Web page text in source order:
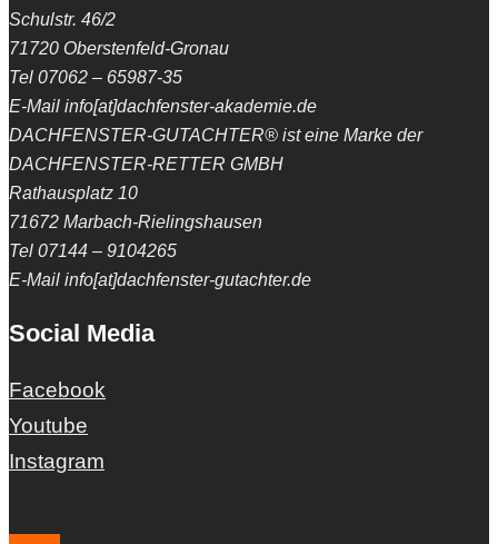
Schulstr. 46/2
71720 Oberstenfeld-Gronau
Tel 07062 – 65987-35
E-Mail info[at]dachfenster-akademie.de
DACHFENSTER-GUTACHTER® ist eine Marke der
DACHFENSTER-RETTER GMBH
Rathausplatz 10
71672 Marbach-Rielingshausen
Tel 07144 – 9104265
E-Mail info[at]dachfenster-gutachter.de
Social Media
Facebook
Youtube
Instagram